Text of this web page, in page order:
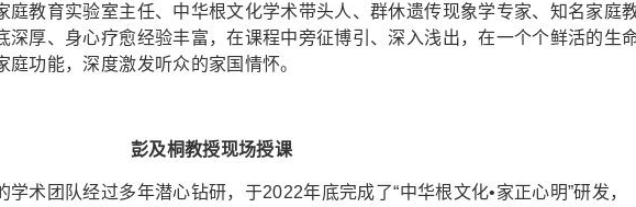
庭教育实验室主任、中华根文化学术带头人、群休遗传现象学专家、知名家庭
深厚、身心疗愈经验丰富，在课程中旁征博引、深入浅出，在一个个鲜活的生
功能，深度激发听众的家国情怀。
彭及桐教授现场授课
团队经过多年潜心钻研，于2022年底完成了“中华根文化•家正心明”研发，